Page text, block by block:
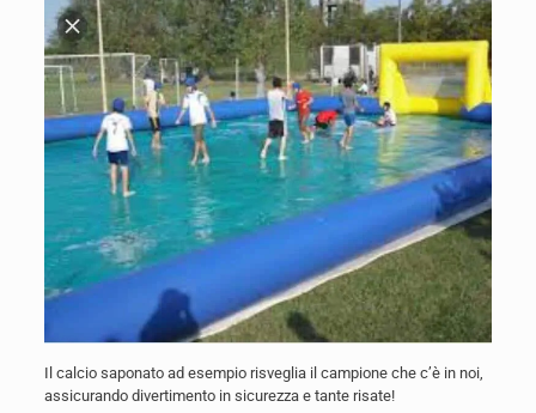
Il calcio saponato ad esempio risveglia il campione che c’è in noi,
assicurando divertimento in sicurezza e tante risate!